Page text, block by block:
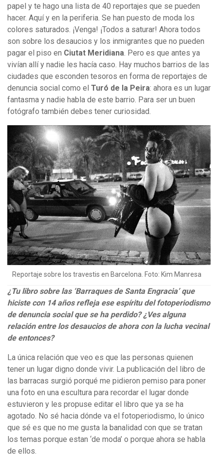
papel y te hago una lista de 40 reportajes que se pueden
hacer. Aquí y en la periferia. Se han puesto de moda los
colores saturados. ¡Venga! ¡Todos a saturar! Ahora todos
son sobre los desaucios y los inmigrantes que no pueden
pagar el piso en Ciutat Meridiana. Pero es que antes ya
vivían allí y nadie les hacía caso. Hay muchos barrios de las
ciudades que esconden tesoros en forma de reportajes de
denuncia social como el Turó de la Peira: ahora es un lugar
fantasma y nadie habla de este barrio. Para ser un buen
fotógrafo también debes tener curiosidad.
Reportaje sobre los travestis en Barcelona. Foto: Kim Manresa
¿Tu libro sobre las ‘Barraques de Santa Engracia’ que
hiciste con 14 años refleja ese espíritu del fotoperiodismo
de denuncia social que se ha perdido? ¿Ves alguna
relación entre los desaucios de ahora con la lucha vecinal
de entonces?
La única relación que veo es que las personas quienen
tener un lugar digno donde vivir. La publicación del libro de
las barracas surgió porqué me pidieron pemiso para poner
una foto en una escultura para recordar el lugar donde
estuvieron y les propuse editar el libro que ya se ha
agotado. No sé hacia dónde va el fotoperiodismo, lo único
que sé es que no me gusta la banalidad con que se tratan
los temas porque estan ‘de moda’ o porque ahora se habla
de ellos.